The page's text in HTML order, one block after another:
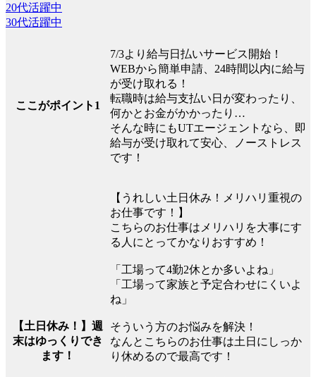
20代活躍中
30代活躍中
ここがポイント1
7/3より給与日払いサービス開始！
WEBから簡単申請、24時間以内に給与
が受け取れる！
転職時は給与支払い日が変わったり、
何かとお金がかかったり…
そんな時にもUTエージェントなら、即
給与が受け取れて安心、ノーストレス
です！
【土日休み！】週
末はゆっくりでき
ます！
【うれしい土日休み！メリハリ重視の
お仕事です！】
こちらのお仕事はメリハリを大事にす
る人にとってかなりおすすめ！
「工場って4勤2休とか多いよね」
「工場って家族と予定合わせにくいよ
ね」
そういう方のお悩みを解決！
なんとこちらのお仕事は土日にしっか
り休めるので最高です！